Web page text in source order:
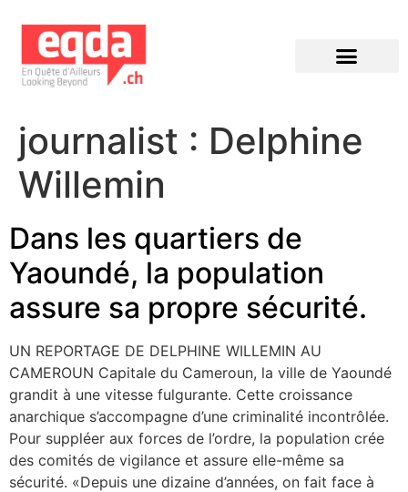
journalist : Delphine
Willemin
Dans les quartiers de
Yaoundé, la population
assure sa propre sécurité.
UN REPORTAGE DE DELPHINE WILLEMIN AU
CAMEROUN Capitale du Cameroun, la ville de Yaoundé
grandit à une vitesse fulgurante. Cette croissance
anarchique s’accompagne d’une criminalité incontrôlée.
Pour suppléer aux forces de l’ordre, la population crée
des comités de vigilance et assure elle-même sa
sécurité. «Depuis une dizaine d’années, on fait face à